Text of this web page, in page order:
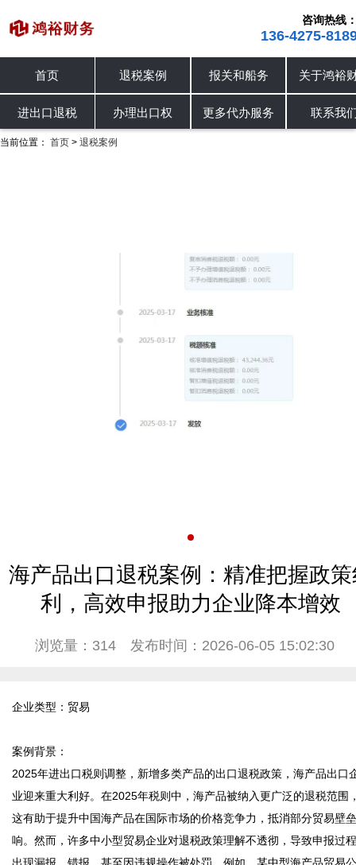
咨询热线
136-4275-
首页
进出口退税
退税案例
办理出口权
报关和船务
更多代办服务
关于鸿裕
联系我
进出口退税 退税案例 办理出口权
当前位置： 首页 > 退税案例
海产品出口退税案例：精准把握政
利，高效申报助力企业降本增效
浏览量：314 发布时间：2026-06-05 15:02:30
企业类型：贸易
案例背景：
2025年进出口税则调整，新增多类产品的出口退税政策，海产品出口
业迎来重大利好。在2025年税则中，海产品被纳入更广泛的退税范围
这有助于提升中国海产品在国际市场的价格竞争力，抵消部分贸易壁
响。然而，许多中小型贸易企业对退税政策理解不透彻，导致申报过